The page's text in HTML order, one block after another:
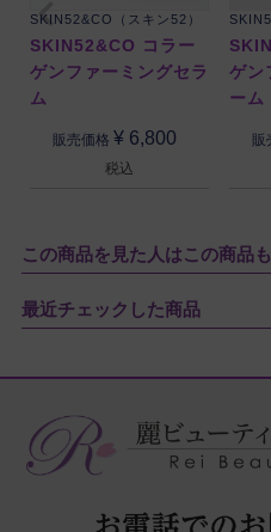
SKIN52&CO（スキン52）
SKIN52&CO コラー
ゲンファーミングセラ
ム
販売価格 ¥ 6,800
税込
ゲン
ーム
販
この商品を見た人はこの商品
最近チェックした商品